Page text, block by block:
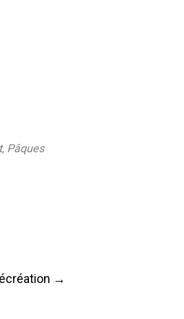
Pâques
→